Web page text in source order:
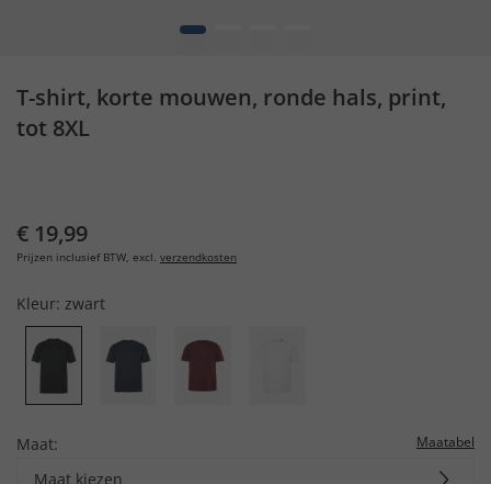
1
T-shirt, korte mouwen, ronde hals, print,
tot 8XL
€ 19,99
Prijzen inclusief BTW, excl. verzendkosten
Kleur: zwart
Maat: Maatabel
Maat kiezen